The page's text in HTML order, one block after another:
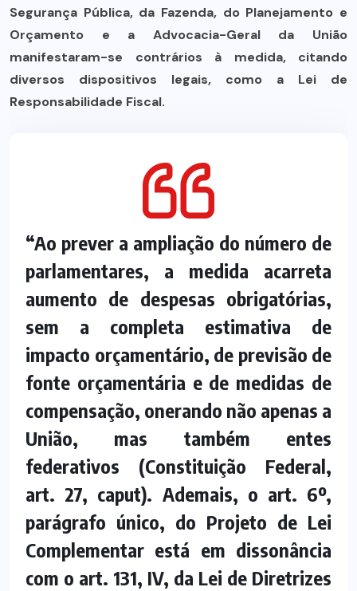
Segurança Pública, da Fazenda, do Planejamento e
Orçamento e a Advocacia-Geral da União
manifestaram-se contrários à medida, citando
diversos dispositivos legais, como a Lei de
Responsabilidade Fiscal.
“Ao prever a ampliação do número de
parlamentares, a medida acarreta
aumento de despesas obrigatórias,
sem a completa estimativa de
impacto orçamentário, de previsão de
fonte orçamentária e de medidas de
compensação, onerando não apenas a
União, mas também entes
federativos (Constituição Federal,
art. 27, caput). Ademais, o art. 6º,
parágrafo único, do Projeto de Lei
Complementar está em dissonância
com o art. 131, IV, da Lei de Diretrizes